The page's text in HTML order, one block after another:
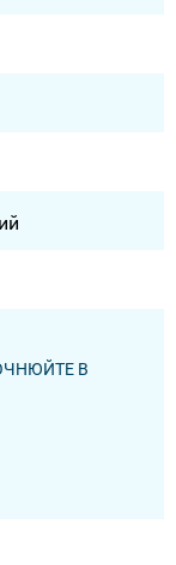
В